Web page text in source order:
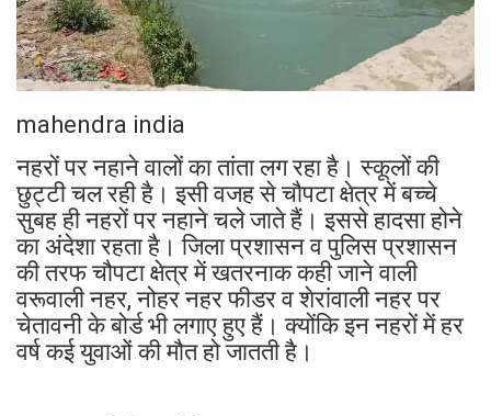
mahendra india
नहरों पर नहाने वालों का तांता लग रहा है। स्कूलों की
छुट्टी चल रही है। इसी वजह से चौपटा क्षेत्र में बच्चे
सुबह ही नहरों पर नहाने चले जाते हैं। इससे हादसा होने
का अंदेशा रहता है। जिला प्रशासन व पुलिस प्रशासन
की तरफ चौपटा क्षेत्र में खतरनाक कही जाने वाली
वरूवाली नहर, नोहर नहर फीडर व शेरांवाली नहर पर
चेतावनी के बोर्ड भी लगाए हुए हैं। क्योंकि इन नहरों में हर
वर्ष कई युवाओं की मौत हो जातती है।